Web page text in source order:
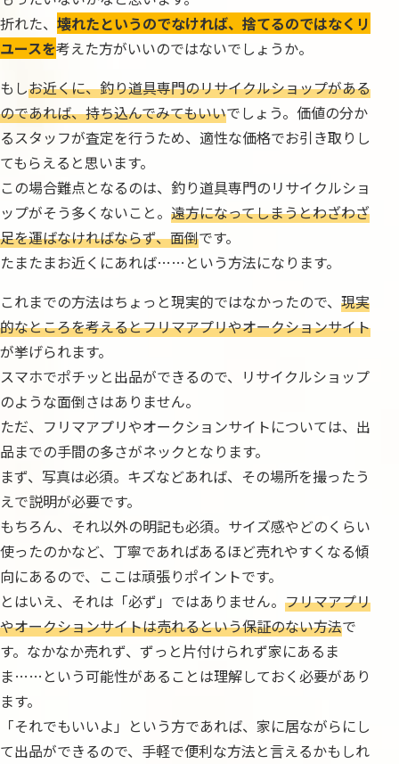
折れた、 壊れたというのでなければ、捨てるのではなくリ
ユースを考えた方がいいのではないでしょうか。
もしお近くに、釣り道具専門のリサイクルショップがある
のであれば、持ち込んでみてもいいでしょう。価値の分か
るスタッフが査定を行うため、適性な価格でお引き取りし
てもらえると思います。
この場合難点となるのは、釣り道具専門のリサイクルショ
ップがそう多くないこと。 遠方になってしまうとわざわざ
足を運ばなければならず、面倒です。
たまたまお近くにあれば……という方法になります。
これまでの方法はちょっと現実的ではなかったので、 現実
的なところを考えるとフリマアプリやオークションサイト
が挙げられます。
スマホでポチッと出品ができるので、リサイクルショップ
のような面倒さはありません。
ただ、フリマアプリやオークションサイトについては、出
品までの手間の多さがネックとなります。
まず、写真は必須。キズなどあれば、その場所を撮ったう
えで説明が必要です。
もちろん、それ以外の明記も必須。サイズ感やどのくらい
使ったのかなど、丁寧であればあるほど売れやすくなる傾
向にあるので、ここは頑張りポイントです。
とはいえ、それは「必ず」ではありません。 フリマアプリ
やオークションサイトは売れるという保証のない方法で
す。なかなか売れず、ずっと片付けられず家にあるま
ま……という可能性があることは理解しておく必要があり
ます。
「それでもいいよ」という方であれば、家に居ながらにし
て出品ができるので、手軽で便利な方法と言えるかもしれ